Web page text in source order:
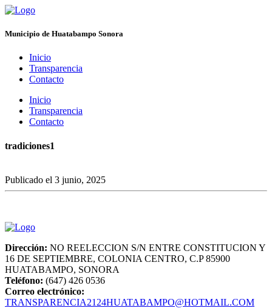
Municipio de Huatabampo Sonora
Inicio
Transparencia
Contacto
Inicio
Transparencia
Contacto
tradiciones1
Publicado el 3 junio, 2025
Dirección: NO REELECCION S/N ENTRE CONSTITUCION Y
16 DE SEPTIEMBRE, COLONIA CENTRO, C.P 85900
HUATABAMPO, SONORA
Teléfono: (647) 426 0536
Correo electrónico:
TRANSPARENCIA2124HUATABAMPO@HOTMAIL.COM